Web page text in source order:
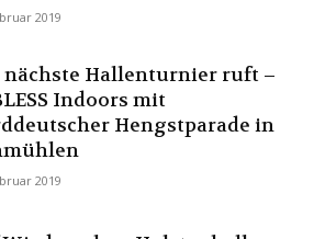
2019
nächste Hallenturnier ruft –
Indoors mit
Hengstparade in
2019